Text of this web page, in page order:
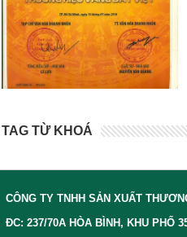
TAG TỪ KHOÁ
CÔNG TY TNHH SẢN XUẤT
ĐC: 237/70A HÒA BÌNH, KHU PHỐ